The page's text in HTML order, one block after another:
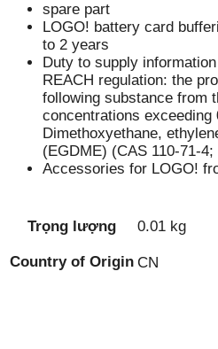
spare part
LOGO! battery card
to 2 years
Duty to supply
REACH regulation: the
following substance from
concentrations exceeding
Dimethoxyethane,
(EGDME) (CAS 110-71-
Accessories for LOGO!
Trọng lượng 0.01 kg
Country of Origin CN